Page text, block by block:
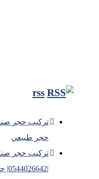
rss
حجر طبيعي
تركيب حجر
|0544026642| حجر طبيعي